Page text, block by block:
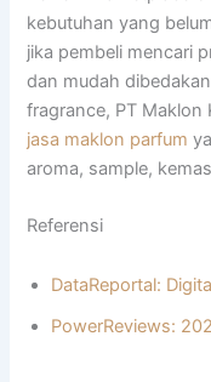
kebutuhan yang
jika pembeli mencari
dan mudah
fragrance, PT Maklon
jasa maklon parfum
aroma, sample,
Referensi
DataReportal:
PowerReviews: